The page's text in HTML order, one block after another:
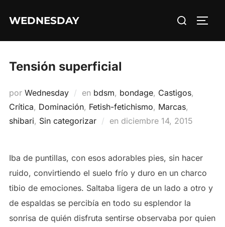
WEDNESDAY Buscar:
Tensión superficial
por Wednesday en bdsm, bondage, Castigos,
Crítica, Dominación, Fetish-fetichismo, Marcas,
shibari, Sin categorizar en Publicado
diciembre 14, 2015
Iba de puntillas, con esos adorables pies, sin hacer
ruido, convirtiendo el suelo frío y duro en un charco
tibio de emociones. Saltaba ligera de un lado a otro y
de espaldas se percibía en todo su esplendor la
sonrisa de quién disfruta sentirse observaba por quien